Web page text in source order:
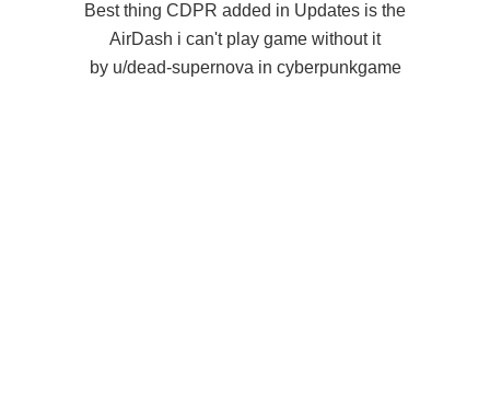
Best thing CDPR added in Updates is the
AirDash i can't play game without it
by u/dead-supernova in cyberpunkgame